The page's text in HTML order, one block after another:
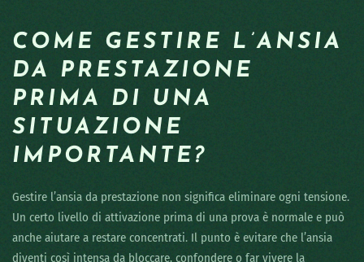
COME GESTIRE L’ANSIA
DA PRESTAZIONE
PRIMA DI UNA
SITUAZIONE
IMPORTANTE?
Gestire l’ansia da prestazione non significa eliminare ogni tensione.
Un certo livello di attivazione prima di una prova è normale e può
anche aiutare a restare concentrati. Il punto è evitare che l’ansia
diventi così intensa da bloccare, confondere o far vivere la